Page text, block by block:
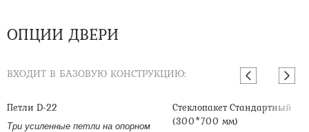
ОПЦИИ ДВЕРИ
ВХОДИТ В БАЗОВУЮ КОНСТРУКЦИЮ:
Петли D-22
Три усиленные петли на опорном
Стеклопакет Стандартный
(300*700 мм)